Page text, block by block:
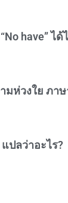
have” ได้
มห่วงใย ภา
ปลว่าอะไร?